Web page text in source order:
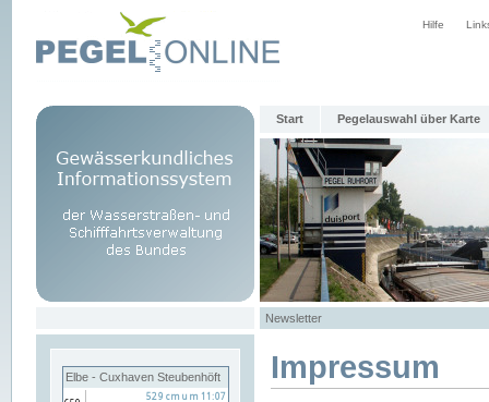
Hilfe
Start Pegelauswahl über Karte
Newsletter
Elbe - Cuxhaven Steubenhöft Impressum